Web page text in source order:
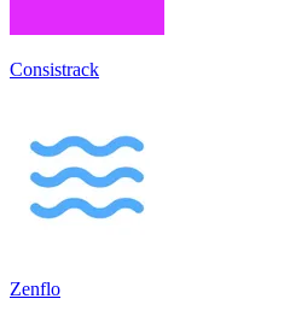
Consistrack
Zenflo